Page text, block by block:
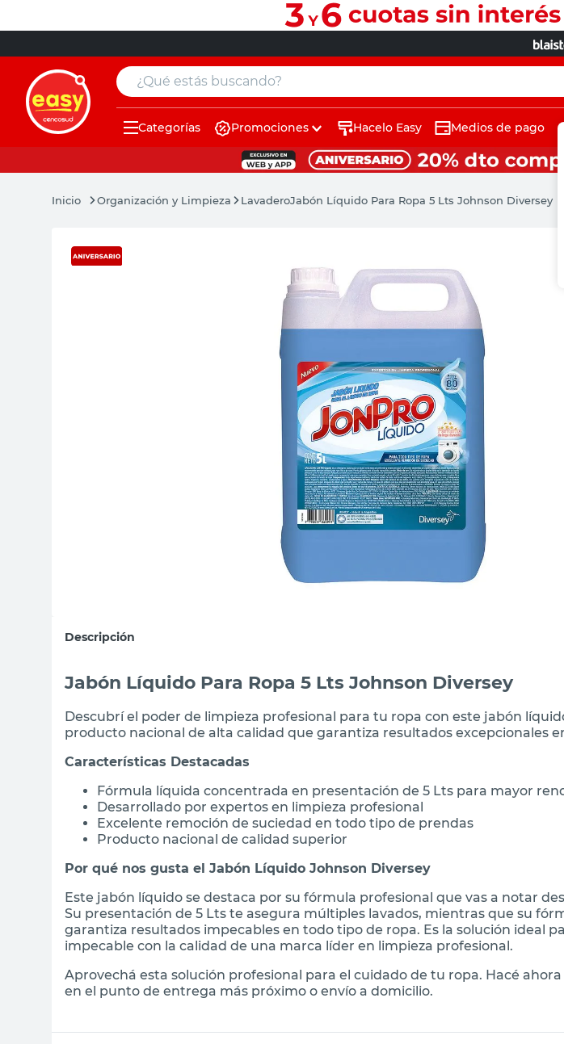
¿Qué estás buscando?
Categorías Promociones Hacelo Easy Medios de pago
Organización y Limpieza LavaderoJabón Líquido Para Ropa 5 Lts Johnson Diversey
Descripción
Jabón Líquido Para Ropa 5 Lts Johnson Diversey
Descubrí el poder de limpieza profesional para tu ropa con este jabón
producto nacional de alta calidad que garantiza resultados excepcionales
Características Destacadas
Fórmula líquida concentrada en presentación de 5 Lts para mayor
Desarrollado por expertos en limpieza profesional
Excelente remoción de suciedad en todo tipo de prendas
Producto nacional de calidad superior
Por qué nos gusta el Jabón Líquido Johnson Diversey
Este jabón líquido se destaca por su fórmula profesional que vas a notar
Su presentación de 5 Lts te asegura múltiples lavados, mientras que su
garantiza resultados impecables en todo tipo de ropa. Es la solución ideal
impecable con la calidad de una marca líder en limpieza profesional.
Aprovechá esta solución profesional para el cuidado de tu ropa. Hacé
en el punto de entrega más próximo o envío a domicilio.
muebles